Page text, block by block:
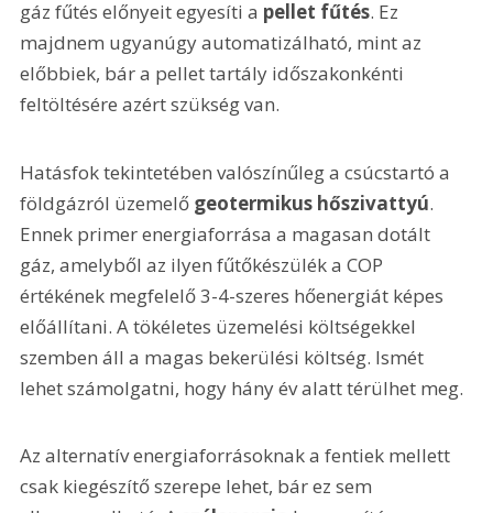
gáz fűtés előnyeit egyesíti a pellet fűtés. Ez
majdnem ugyanúgy automatizálható, mint az
előbbiek, bár a pellet tartály időszakonkénti
feltöltésére azért szükség van.
Hatásfok tekintetében valószínűleg a csúcstartó a
földgázról üzemelő geotermikus hőszivattyú.
Ennek primer energiaforrása a magasan dotált
gáz, amelyből az ilyen fűtőkészülék a COP
értékének megfelelő 3-4-szeres hőenergiát képes
előállítani. A tökéletes üzemelési költségekkel
szemben áll a magas bekerülési költség. Ismét
lehet számolgatni, hogy hány év alatt térülhet meg.
Az alternatív energiaforrásoknak a fentiek mellett
csak kiegészítő szerepe lehet, bár ez sem